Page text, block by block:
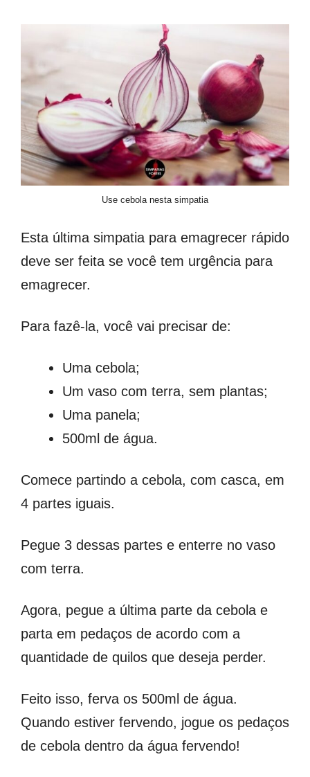
Use cebola nesta simpatia
Esta última simpatia para emagrecer rápido
deve ser feita se você tem urgência para
emagrecer.
Para fazê-la, você vai precisar de:
Uma cebola;
Um vaso com terra, sem plantas;
Uma panela;
500ml de água.
Comece partindo a cebola, com casca, em
4 partes iguais.
Pegue 3 dessas partes e enterre no vaso
com terra.
Agora, pegue a última parte da cebola e
parta em pedaços de acordo com a
quantidade de quilos que deseja perder.
Feito isso, ferva os 500ml de água.
Quando estiver fervendo, jogue os pedaços
de cebola dentro da água fervendo!